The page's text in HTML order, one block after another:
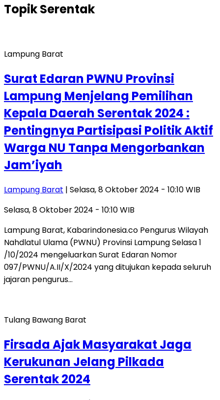
TopikSerentak
Lampung Barat
Surat Edaran PWNU Provinsi
Lampung Menjelang Pemilihan
Kepala Daerah Serentak 2024 :
Pentingnya Partisipasi Politik Aktif
Warga NU Tanpa Mengorbankan
Jam’iyah
Lampung Barat | Selasa, 8 Oktober 2024 - 10:10 WIB
Selasa, 8 Oktober 2024 - 10:10 WIB
Lampung Barat, Kabarindonesia.co Pengurus Wilayah
Nahdlatul Ulama (PWNU) Provinsi Lampung Selasa 1
/10/2024 mengeluarkan Surat Edaran Nomor
097/PWNU/A.II/X/2024 yang ditujukan kepada seluruh
jajaran pengurus…
Tulang Bawang Barat
Firsada Ajak Masyarakat Jaga
Kerukunan Jelang Pilkada
Serentak 2024